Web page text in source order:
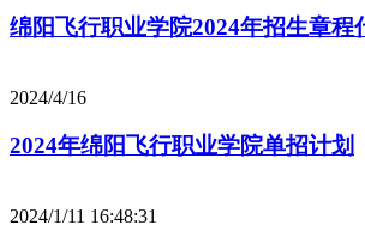
绵阳飞行职业学院2024年招生章程
2024/4/16
2024年绵阳飞行职业学院单招计划
2024/1/11 16:48:31